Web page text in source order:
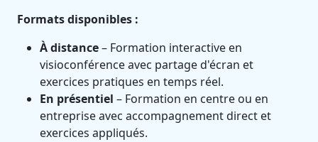
Formats disponibles :
À distance– Formation interactive en
visioconférence avec partage d'écran et
exercices pratiques en temps réel.
En présentiel – Formation en centre ou en
entreprise avec accompagnement direct et
exercices appliqués.